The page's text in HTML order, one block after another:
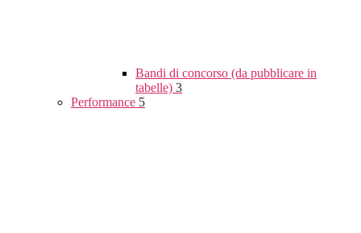
Bandi di concorso (da pubblicare in
tabelle) 3
Performance 5